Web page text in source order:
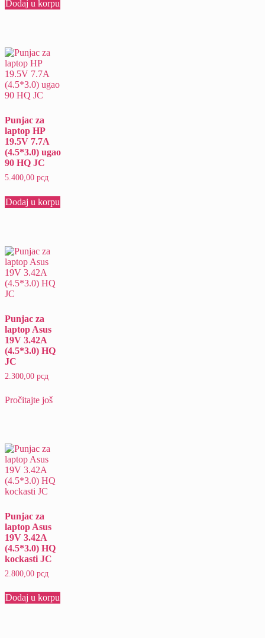
Dodaj u korpu
Punjac za
laptop HP
19.5V 7.7A
(4.5*3.0) ugao
90 HQ JC
5.400,00 рсд
Dodaj u korpu
Punjac za
laptop Asus
19V 3.42A
(4.5*3.0) HQ
JC
2.300,00 рсд
Pročitajte još
Punjac za
laptop Asus
19V 3.42A
(4.5*3.0) HQ
kockasti JC
2.800,00 рсд
Dodaj u korpu